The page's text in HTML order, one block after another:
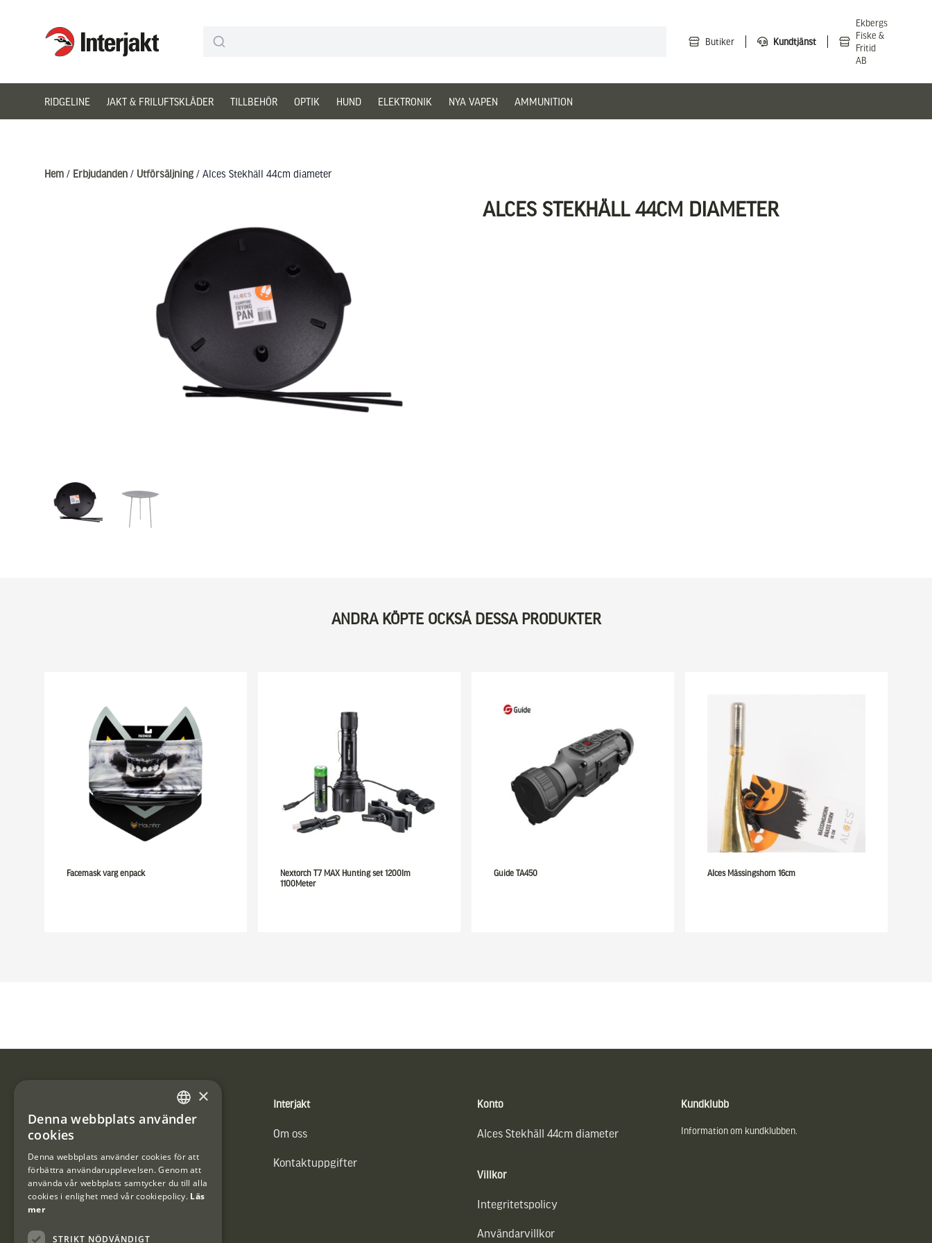
Interjakt SE
Butiker Kundtjänst
Ekbergs
Fiske &
Fritid
AB
RIDGELINE JAKT & FRILUFTSKLÄDER TILLBEHÖR OPTIK HUND ELEKTRONIK NYA VAPEN AMMUNITION
Hem / Erbjudanden / Utförsäljning / Alces Stekhäll 44cm diameter
ALCES STEKHÄLL 44CM DIAMETER
ANDRA KÖPTE OCKSÅ DESSA PRODUKTER
Facemask varg enpack
Nextorch T7 MAX Hunting set 1200lm
1100Meter
Guide TA450 Alces Mässingshorn 16cm
Vännäs Friluftbyxa
Interjakt
Om oss
Kontaktuppgifter
Konto
Alces Stekhäll 44cm diameter
Villkor
Integritetspolicy
Användarvillkor
Kundklubb
Information om kundklubben.
SWEDISH
×
Denna webbplats använder
cookies
Denna webbplats använder cookies för att
förbättra användarupplevelsen. Genom att
använda vår webbplats samtycker du till alla
cookies i enlighet med vår cookiepolicy. Läs
mer
STRIKT NÖDVÄNDIGT